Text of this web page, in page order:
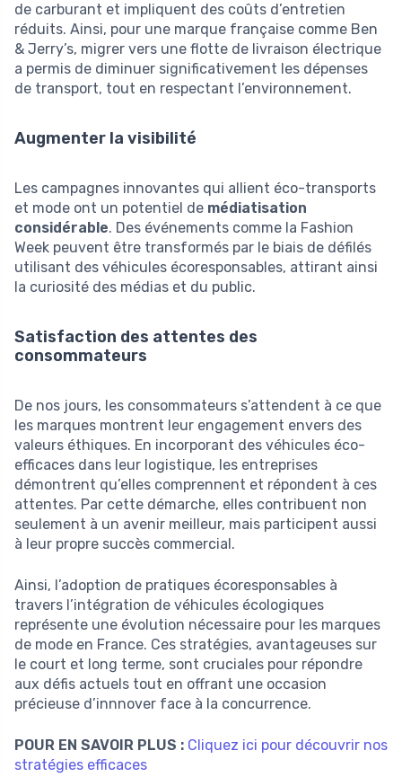
de carburant et impliquent des coûts d’entretien
réduits. Ainsi, pour une marque française comme Ben
& Jerry’s, migrer vers une flotte de livraison électrique
a permis de diminuer significativement les dépenses
de transport, tout en respectant l’environnement.
Augmenter la visibilité
Les campagnes innovantes qui allient éco-transports
et mode ont un potentiel de médiatisation
considérable. Des événements comme la Fashion
Week peuvent être transformés par le biais de défilés
utilisant des véhicules écoresponsables, attirant ainsi
la curiosité des médias et du public.
Satisfaction des attentes des
consommateurs
De nos jours, les consommateurs s’attendent à ce que
les marques montrent leur engagement envers des
valeurs éthiques. En incorporant des véhicules éco-
efficaces dans leur logistique, les entreprises
démontrent qu’elles comprennent et répondent à ces
attentes. Par cette démarche, elles contribuent non
seulement à un avenir meilleur, mais participent aussi
à leur propre succès commercial.
Ainsi, l’adoption de pratiques écoresponsables à
travers l’intégration de véhicules écologiques
représente une évolution nécessaire pour les marques
de mode en France. Ces stratégies, avantageuses sur
le court et long terme, sont cruciales pour répondre
aux défis actuels tout en offrant une occasion
précieuse d’innnover face à la concurrence.
POUR EN SAVOIR PLUS : Cliquez ici pour découvrir nos
stratégies efficaces